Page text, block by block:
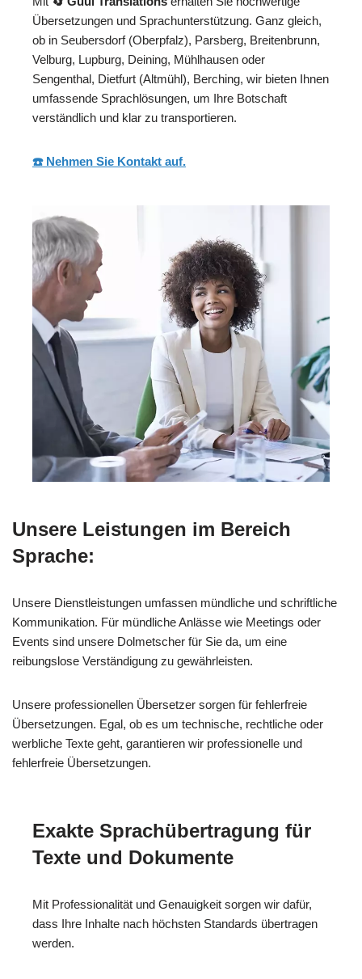
Übersetzungen und Sprachunterstützung. Ganz gleich,
ob in Seubersdorf (Oberpfalz), Parsberg, Breitenbrunn,
Velburg, Lupburg, Deining, Mühlhausen oder
Sengenthal, Dietfurt (Altmühl), Berching, wir bieten Ihnen
umfassende Sprachlösungen, um Ihre Botschaft
verständlich und klar zu transportieren.
☎️ Nehmen Sie Kontakt auf.
Unsere Leistungen im Bereich
Sprache:
Unsere Dienstleistungen umfassen mündliche und schriftliche
Kommunikation. Für mündliche Anlässe wie Meetings oder
Events sind unsere Dolmetscher für Sie da, um eine
reibungslose Verständigung zu gewährleisten.
Unsere professionellen Übersetzer sorgen für fehlerfreie
Übersetzungen. Egal, ob es um technische, rechtliche oder
werbliche Texte geht, garantieren wir professionelle und
fehlerfreie Übersetzungen.
Exakte Sprachübertragung für
Texte und Dokumente
Mit Professionalität und Genauigkeit sorgen wir dafür,
dass Ihre Inhalte nach höchsten Standards übertragen
werden.